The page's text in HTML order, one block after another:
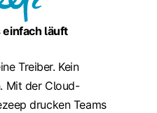
einfach läuft
Treiber. Kein
Mit der Cloud-
drucken Teams